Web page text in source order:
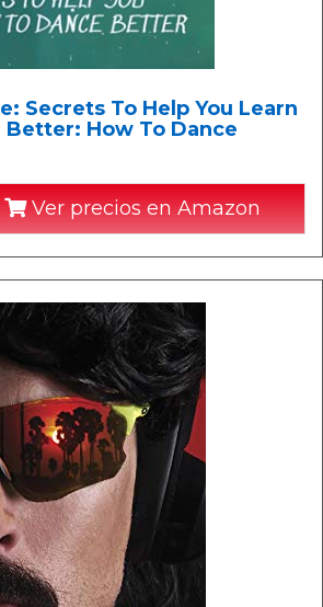
Secrets To Help You Learn
Better: How To Dance
Ver precios en Amazon